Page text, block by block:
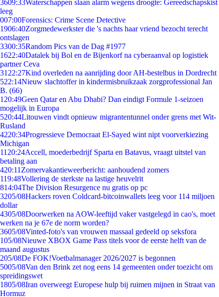
3609:33Waterschappen slaan alarm wegens droogte: Gereedschapskist
leeg
007:00Forensics: Crime Scene Detective
1906:40Zorgmedewerkster die 's nachts haar vriend bezocht terecht
ontslagen
3300:35Random Pics van de Dag #1977
1622:40Datalek bij Bol en de Bijenkorf na cyberaanval op logistiek
partner Ceva
31 22:27Kind overleden na aanrijding door AH-bestelbus in Dordrecht
522:14Nieuw slachtoffer in kindermisbruikzaak zorgprofessional Jan
B. (66)
1 20:49Geen Qatar en Abu Dhabi? Dan eindigt Formule 1-seizoen
mogelijk in Europa
520:44Litouwen vindt opnieuw migrantentunnel onder grens met Wit-
Rusland
4220:34Progressieve Democraat El-Sayed wint nipt voorverkiezing
Michigan
11 20:24Accell, moederbedrijf Sparta en Batavus, vraagt uitstel van
betaling aan
420:11 Zomervakantieweerbericht: aanhoudend zomers
119:48Vollering de sterkste na lastige heuvelrit
814:04The Division Resurgence nu gratis op pc
3205/08Hackers roven Coldcard-bitcoinwallets leeg voor 114 miljoen
dollar
4305/08Doorwerken na AOW-leeftijd vaker vastgelegd in cao's, moet
werken na je 67e de norm worden?
3605/08Vinted-foto's van vrouwen massaal gedeeld op seksfora
105/08Nieuwe XBOX Game Pass titels voor de eerste helft van de
maand augustus
205/08De FOK!Voetbalmanager 2026/2027 is begonnen
5005/08Van den Brink zet nog eens 14 gemeenten onder toezicht om
spreidingswet
1805/08Iran overweegt Europese hulp bij ruimen mijnen in Straat van
Hormuz